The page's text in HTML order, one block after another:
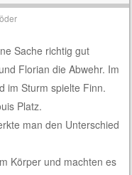
Sache richtig gut
Florian die Abwehr. Im
im Sturm spielte Finn.
Platz.
man den Unterschied
Körper und machten es